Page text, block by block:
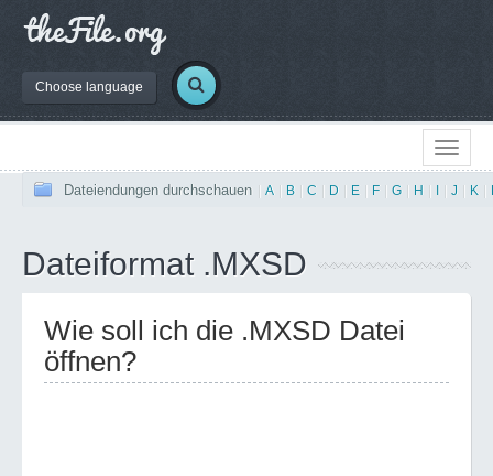
Choose language
Dateiendungen durchschauen A B C D E F G H J K
Dateiformat .MXSD
Wie soll ich die .MXSD Datei
öffnen?